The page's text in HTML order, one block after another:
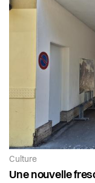
Article de la catégorie:
Culture
Une nouvelle